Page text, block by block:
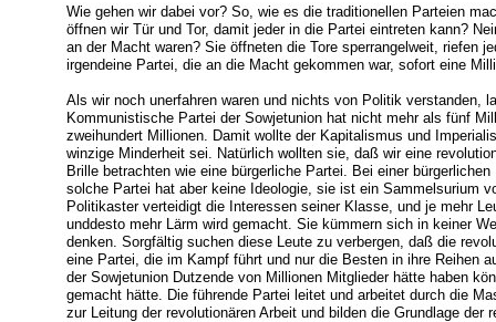
Wie gehen wir dabei vor? So, wie es die traditionellen Parteien
öffnen wir Tür und Tor, damit jeder in die Partei eintreten kann?
an der Macht waren? Sie öffneten die Tore sperrangelweit, riefen
irgendeine Partei, die an die Macht gekommen war, sofort eine
Als wir noch unerfahren waren und nichts von Politik verstanden,
Kommunistische Partei der Sowjetunion hat nicht mehr als fünf
zweihundert Millionen. Damit wollte der Kapitalismus und
winzige Minderheit sei. Natürlich wollten sie, daß wir eine
Brille betrachten wie eine bürgerliche Partei. Bei einer
solche Partei hat aber keine Ideologie, sie ist ein Sammelsurium
Politikaster verteidigt die Interessen seiner Klasse, und je mehr
unddesto mehr Lärm wird gemacht. Sie kümmern sich in keiner
denken. Sorgfältig suchen diese Leute zu verbergen, daß die
eine Partei, die im Kampf führt und nur die Besten in ihre Reihen
der Sowjetunion Dutzende von Millionen Mitglieder hätte haben
gemacht hätte. Die führende Partei leitet und arbeitet durch die
zur Leitung der revolutionären Arbeit und bilden die Grundlage der